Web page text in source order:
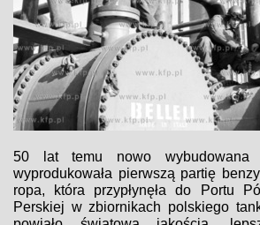
50 lat temu nowo wybudowana
wyprodukowała pierwszą partię
ropa, która przypłynęła do Portu
Perskiej w zbiornikach polskiego